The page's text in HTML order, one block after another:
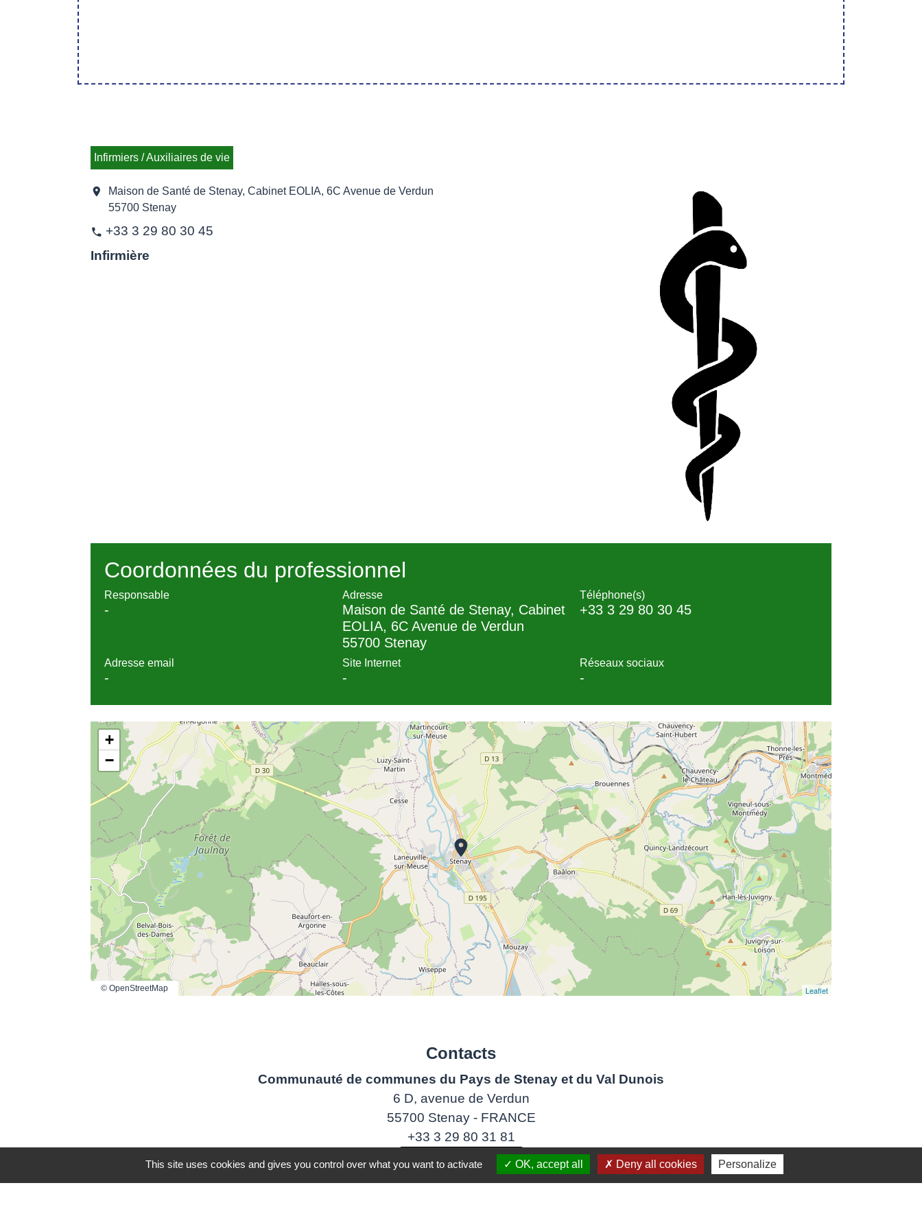
Infirmiers / Auxiliaires de vie
location_on
Maison de Santé de Stenay, Cabinet EOLIA, 6C Avenue de Verdun
55700 Stenay
phone +33 3 29 80 30 45
Infirmière
Coordonnées du professionnel
Responsable
-
Adresse
Maison de Santé de Stenay, Cabinet
EOLIA, 6C Avenue de Verdun
55700 Stenay
Téléphone(s)
+33 3 29 80 30 45
Adresse email
-
Site Internet
-
Réseaux sociaux
-
location_on
+
−
Leaflet
© OpenStreetMap
Contacts
Communauté de communes du Pays de Stenay et du Val Dunois
6 D, avenue de Verdun
55700 Stenay - FRANCE
+33 3 29 80 31 81
Contact par formulaire
This site uses cookies and gives you control over what you want to activate OK, accept all Deny all cookies Personalize